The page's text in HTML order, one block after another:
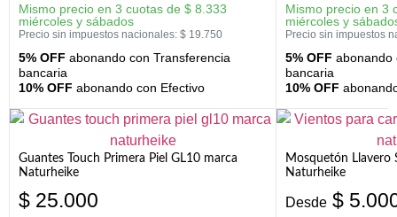
Mismo precio en 3 cuotas de $ 8.333
miércoles y sábados
Precio sin impuestos nacionales: $ 19.750
5% OFF abonando con Transferencia
bancaria
10% OFF abonando con Efectivo
Mismo precio en 3
miércoles y
Precio sin impuestos
5% OFF abonando
bancaria
10% OFF
Guantes Touch Primera Piel GL10 marca
Naturheike
$ 25.000
Mosquetón Llavero
Naturheike
Desde $